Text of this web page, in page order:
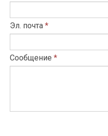
Эл. почта *
Сообщение *